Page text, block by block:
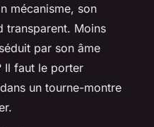
mécanisme, son
transparent. Moins
par son âme
Il faut le porter
un tourne-montre